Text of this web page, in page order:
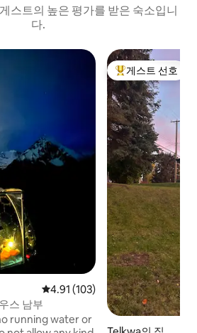
스트의 높은 평가를 받은 숙소입니
다.
평점 4.91점(5점 만점), 후기 103
4.91 (103)
스 남부
running water or
상위 게스트 선호
게스트 선호